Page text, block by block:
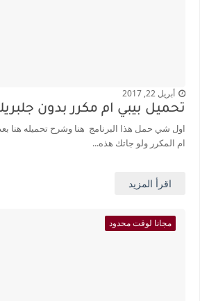
أبريل 22, 2017
تحميل بيبي ام مكرر بدون
اول شي حمل هذا البرنامج هنا وشرح تحميله هنا
ام المكرر ولو جاتك هذه...
اقرأ المزيد
مجانا لوقت محدود